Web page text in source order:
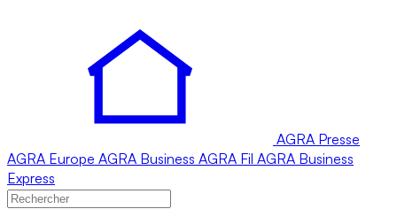
AGRA Presse
AGRA Europe AGRA Business AGRA Fil AGRA Business
Express